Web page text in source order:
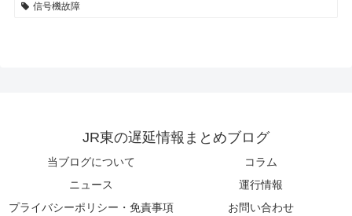
信号機故障
JR東の遅延情報まとめブログ
当ブログについて
コラム
ニュース
運行情報
プライバシーポリシー・免責事項
お問い合わせ